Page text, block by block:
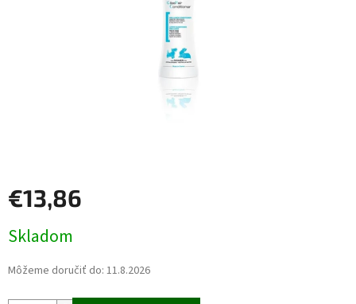
€13,86
cena:
Skladom
Môžeme doručiť do: 11.8.2026